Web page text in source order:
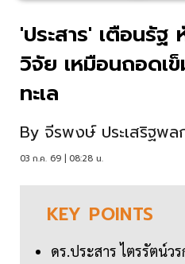
'ประสาร' เตือนรัฐ
วิจัย เหมือนถอดเ
ทะเล
By จีรพงษ์ ประเสริฐพล
03 ก.ค. 69 | 08:28 น.
KEY POINTS
ดร.ประสาร ไตรรัตน์ว